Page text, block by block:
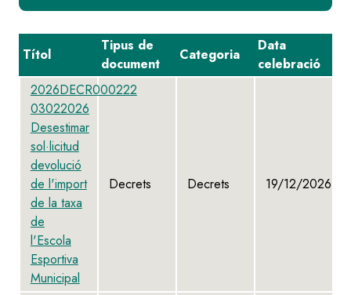
Títol
Tipus de
document
Categoria
Data
celebració
2026DECR000222
03022026
Desestimar
sol·licitud
devolució
de l'import
de la taxa
de
l'Escola
Esportiva
Municipal
Decrets Decrets 19/12/2026